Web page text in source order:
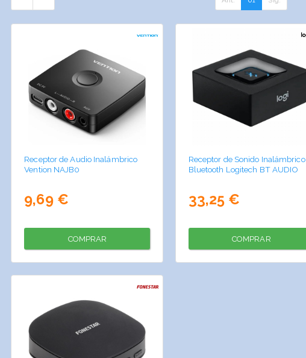
Receptor de Audio Inalámbrico
Vention NAJB0
9,69 €
COMPRAR
Receptor de Sonido Inalámbrico
Bluetooth Logitech BT AUDIO
33,25 €
COMPRAR